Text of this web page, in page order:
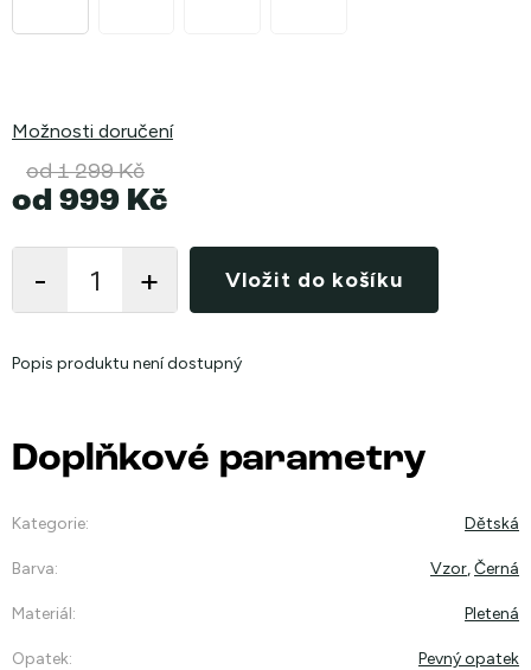
Možnosti doručení
od 1 299 Kč
od 999 Kč
cena:
Vložit do košíku
Popis produktu není dostupný
Doplňkové parametry
Kategorie: Dětská
Barva: Vzor,Černá
Materiál: Pletená
Opatek: Pevný opatek